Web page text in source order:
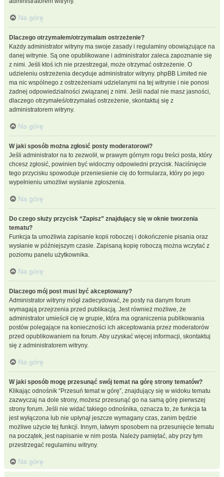
Na górę
Dlaczego otrzymałem/otrzymałam ostrzeżenie?
Każdy administrator witryny ma swoje zasady i regulaminy obowiązujące na
danej witrynie. Są one opublikowane i administrator zaleca zapoznanie się
z nimi. Jeśli ktoś ich nie przestrzegał, może otrzymać ostrzeżenie. O
udzieleniu ostrzeżenia decyduje administrator witryny. phpBB Limited nie
ma nic wspólnego z ostrzeżeniami udzielanymi na tej witrynie i nie ponosi
żadnej odpowiedzialności związanej z nimi. Jeśli nadal nie masz jasności,
dlaczego otrzymałeś/otrzymałaś ostrzeżenie, skontaktuj się z
administratorem witryny.
Na górę
W jaki sposób można zgłosić posty moderatorowi?
Jeśli administrator na to zezwolił, w prawym górnym rogu treści posta, który
chcesz zgłosić, powinien być widoczny odpowiedni przycisk. Naciśnięcie
tego przycisku spowoduje przeniesienie cię do formularza, który po jego
wypełnieniu umożliwi wysłanie zgłoszenia.
Na górę
Do czego służy przycisk “Zapisz” znajdujący się w oknie tworzenia
tematu?
Funkcja ta umożliwia zapisanie kopii roboczej i dokończenie pisania oraz
wysłanie w późniejszym czasie. Zapisaną kopię roboczą można wczytać z
poziomu panelu użytkownika.
Na górę
Dlaczego mój post musi być akceptowany?
Administrator witryny mógł zadecydować, że posty na danym forum
wymagają przejrzenia przed publikacją. Jest również możliwe, że
administrator umieścił cię w grupie, która ma ograniczenia publikowania
postów polegające na konieczności ich akceptowania przez moderatorów
przed opublikowaniem na forum. Aby uzyskać więcej informacji, skontaktuj
się z administratorem witryny.
Na górę
W jaki sposób mogę przesunąć swój temat na górę strony tematów?
Klikając odnośnik “Przesuń temat w górę”, znajdujący się w widoku tematu
zazwyczaj na dole strony, możesz przesunąć go na samą górę pierwszej
strony forum. Jeśli nie widać takiego odnośnika, oznacza to, że funkcja ta
jest wyłączona lub nie upłynął jeszcze wymagany czas, zanim będzie
możliwe użycie tej funkcji. Innym, łatwym sposobem na przesunięcie tematu
na początek, jest napisanie w nim posta. Należy pamiętać, aby przy tym
przestrzegać regulaminu witryny.
Na górę